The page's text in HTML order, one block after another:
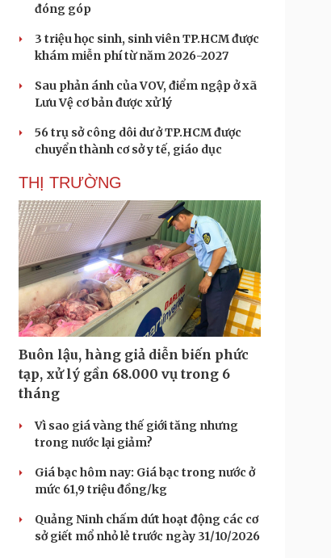
đóng góp
3 triệu học sinh, sinh viên TP.HCM được
khám miễn phí từ năm 2026-2027
Sau phản ánh của VOV, điểm ngập ở xã
Lưu Vệ cơ bản được xử lý
56 trụ sở công dôi dư ở TP.HCM được
chuyển thành cơ sở y tế, giáo dục
THỊ TRƯỜNG
Buôn lậu, hàng giả diễn biến phức
tạp, xử lý gần 68.000 vụ trong 6
tháng
Vì sao giá vàng thế giới tăng nhưng
trong nước lại giảm?
Giá bạc hôm nay: Giá bạc trong nước ở
mức 61,9 triệu đồng/kg
Quảng Ninh chấm dứt hoạt động các cơ
sở giết mổ nhỏ lẻ trước ngày 31/10/2026